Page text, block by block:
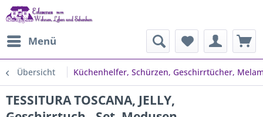
Menü
Übersicht Küchenhelfer, Schürzen, Geschirrtücher,
TESSITURA TOSCANA, JELLY,